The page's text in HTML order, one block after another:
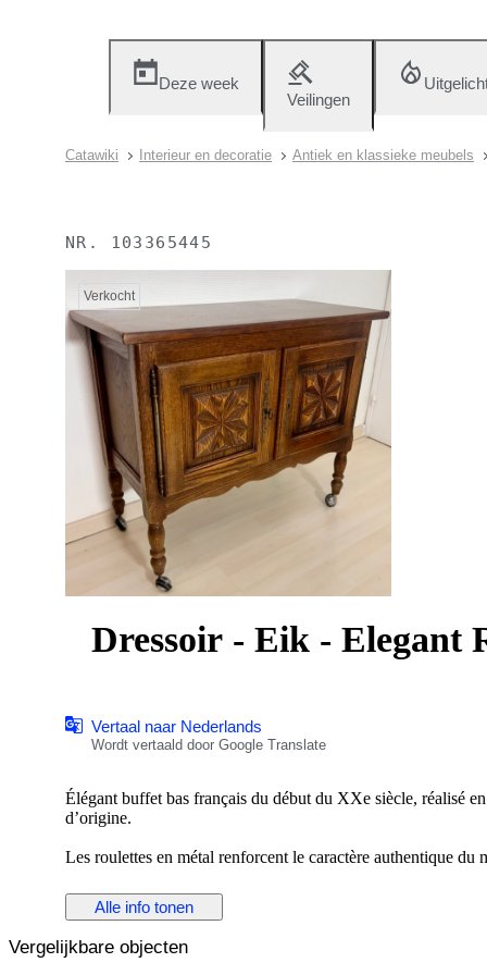
Deze week
Veilingen
Catawiki Interieur en decoratie Antiek en klassieke meubels
NR. 103365445
Verkocht
Dressoir - Eik - Elegant
Vertaal naar Nederlands
Wordt vertaald door Google Translate
Élégant buffet bas français du début du XXe siècle, réalisé
d’origine.
Les roulettes en métal renforcent le caractère authentique du
Les deux portes sont équipées d’un système de fermeture à
sur des charnières métalliques anciennes, solides et
L’intérieur offre un espace de rangement pratique avec
Alle info tonen
Vergelijkbare objecten